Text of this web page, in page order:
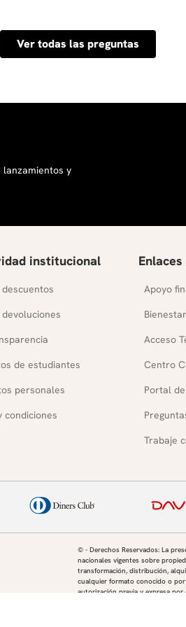
que se desarrollan, de
Ver todas las preguntas
y
institucional
de estudiantes
personales
condiciones
Apoyo
Bienestar
Acceso
Centro
Portal
Trabaje
© - Derechos Reservados: La
nacionales vigentes sobre
transformación, distribución,
cualquier formato conocido o
autorización previa y expresa por